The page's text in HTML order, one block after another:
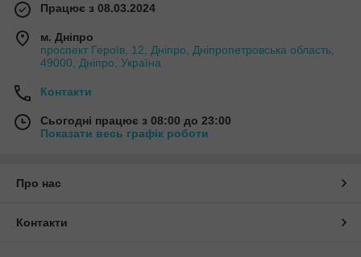
Працює з 08.03.2024
м. Дніпро
проспект Героїв, 12, Дніпро, Дніпропетровська область,
49000, Дніпро, Україна
Контакти
Сьогодні працює з 08:00 до 23:00
Показати весь графік роботи
Про нас
Контакти